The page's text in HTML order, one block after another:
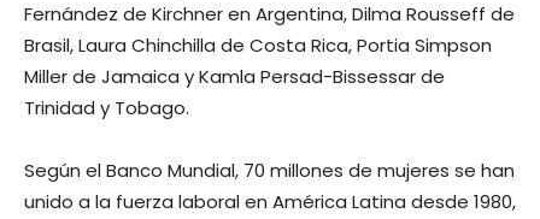
Fernández de Kirchner en Argentina, Dilma Rousseff de
Brasil, Laura Chinchilla de Costa Rica, Portia Simpson
Miller de Jamaica y Kamla Persad-Bissessar de
Trinidad y Tobago.
Según el Banco Mundial, 70 millones de mujeres se han
unido a la fuerza laboral en América Latina desde 1980,